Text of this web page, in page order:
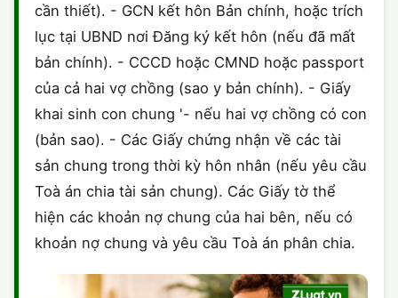
cần thiết). - GCN kết hôn Bản chính, hoặc trích
lục tại UBND nơi Đăng ký kết hôn (nếu đã mất
bản chính). - CCCD hoặc CMND hoặc passport
của cả hai vợ chồng (sao y bản chính). - Giấy
khai sinh con chung '- nếu hai vợ chồng có con
(bản sao). - Các Giấy chứng nhận về các tài
sản chung trong thời kỳ hôn nhân (nếu yêu cầu
Toà án chia tài sản chung). Các Giấy tờ thể
hiện các khoản nợ chung của hai bên, nếu có
khoản nợ chung và yêu cầu Toà án phân chia.